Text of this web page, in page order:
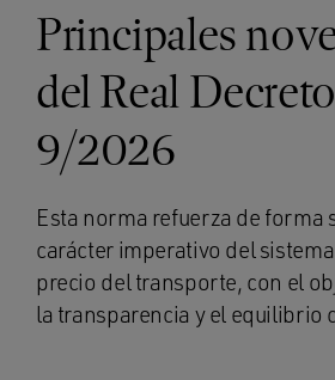
Principales
del Real
9/2026
Esta norma refuerza de forma
carácter imperativo del
precio del transporte, con el
la transparencia y el equilibrio